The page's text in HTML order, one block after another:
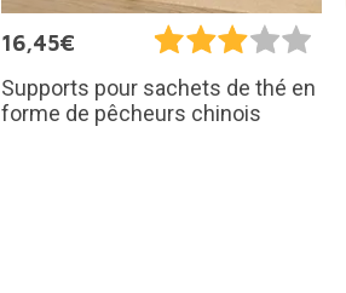
16,45€
Supports pour sachets de thé en
forme de pêcheurs chinois